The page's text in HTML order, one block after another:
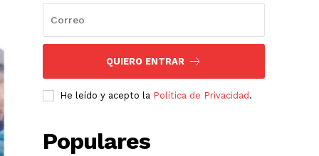
QUIERO ENTRAR
He leído y acepto la Política de Privacidad .
Populares